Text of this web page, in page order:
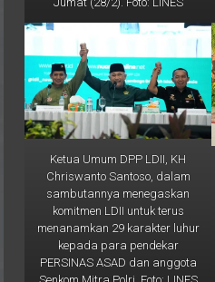
Ketua Umum DPP LDII, KH
Chriswanto Santoso, dalam
sambutannya menegaskan
komitmen LDII untuk terus
menanamkan 29 karakter luhur
kepada para pendekar
PERSINAS ASAD dan anggota
Senkom Mitra Polri. Foto: LINES